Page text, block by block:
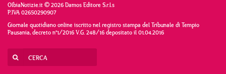
OlbiaNotizie.it © 2026 Damos Editore S.r.l.s
P.IVA 02650290907
Giornale quotidiano online iscritto nel registro stampa del Tribunale di Tempio
Pausania, decreto n°1/2016 V.G. 248/16 depositato il 01.04.2016